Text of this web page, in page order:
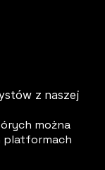
z naszej
można
platformach